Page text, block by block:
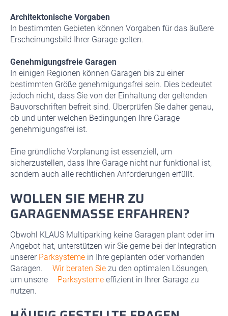
Architektonische Vorgaben
In bestimmten Gebieten können Vorgaben für das äußere
Erscheinungsbild Ihrer Garage gelten.
Genehmigungsfreie Garagen
In einigen Regionen können Garagen bis zu einer
bestimmten Größe genehmigungsfrei sein. Dies bedeutet
jedoch nicht, dass Sie von der Einhaltung der geltenden
Bauvorschriften befreit sind. Überprüfen Sie daher genau,
ob und unter welchen Bedingungen Ihre Garage
genehmigungsfrei ist.
Eine gründliche Vorplanung ist essenziell, um
sicherzustellen, dass Ihre Garage nicht nur funktional ist,
sondern auch alle rechtlichen Anforderungen erfüllt.
WOLLEN SIE MEHR ZU
GARAGENMASSE ERFAHREN?
Obwohl KLAUS Multiparking keine Garagen plant oder im
Angebot hat, unterstützen wir Sie gerne bei der Integration
unserer Parksysteme in Ihre geplanten oder vorhanden
Garagen.
Wir beraten Sie zu den optimalen Lösungen,
um unsere
Parksysteme effizient in Ihrer Garage zu
nutzen.